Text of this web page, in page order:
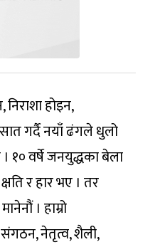
होइन,
गर्दै नयाँ ढंगले धुलो
१० वर्षे जनयुद्धका बेला
र हार भए । तर
। हाम्रो
संगठन, नेतृत्व, शैली,